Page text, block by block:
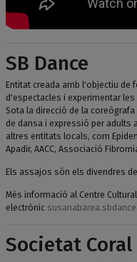
SB Dance
Entitat creada amb l'objectiu de
d'espectacles i experimentar
Sota la direcció de la
de dansa i expressió per adults
altres entitats locals, com
Apadir, AACC, Associació
Els assajos són els divendres de
Més informació al Centre
electrònic
Societat Coral